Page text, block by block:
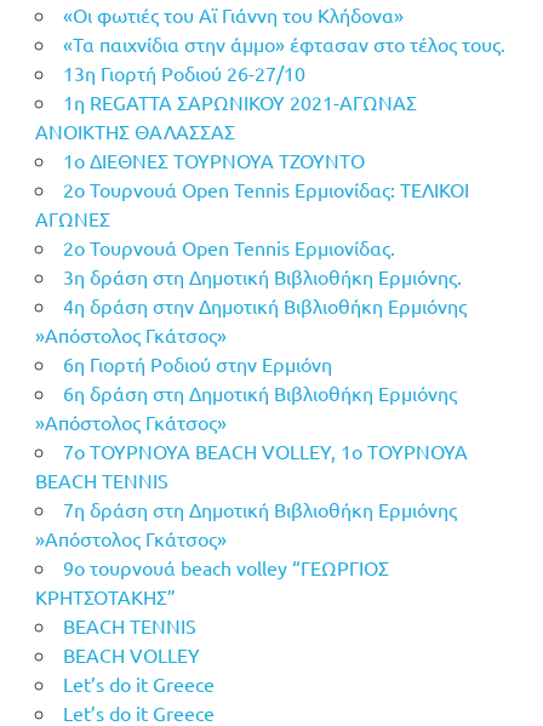
«Οι φωτιές του Αϊ Γιάννη του Κλήδονα»
«Τα παιχνίδια στην άμμο» έφτασαν στο τέλος τους.
13η Γιορτή Ροδιού 26-27/10
1η REGATTA ΣΑΡΩΝΙΚΟΥ 2021-ΑΓΩΝΑΣ
ΑΝΟΙΚΤΗΣ ΘΑΛΑΣΣΑΣ
1ο ΔΙΕΘΝΕΣ ΤΟΥΡΝΟΥΑ ΤΖΟΥΝΤΟ
2ο Τουρνουά Open Tennis Ερμιονίδας: ΤΕΛΙΚΟΙ
ΑΓΩΝΕΣ
2ο Τουρνουά Open Tennis Ερμιονίδας.
3η δράση στη Δημοτική Βιβλιοθήκη Ερμιόνης.
4η δράση στην Δημοτική Βιβλιοθήκη Ερμιόνης
»Απόστολος Γκάτσος»
6η Γιορτή Ροδιού στην Ερμιόνη
6η δράση στη Δημοτική Βιβλιοθήκη Ερμιόνης
»Απόστολος Γκάτσος»
7o ΤΟΥΡΝΟΥΑ BEACH VOLLEY, 1o ΤΟΥΡΝΟΥΑ
BEACH TENNIS
7η δράση στη Δημοτική Βιβλιοθήκη Ερμιόνης
»Απόστολος Γκάτσος»
9ο τουρνουά beach volley “ΓΕΩΡΓΙΟΣ
ΚΡΗΤΣΟΤΑΚΗΣ”
BEACH TENNIS
BEACH VOLLEY
Let’s do it Greece
Let’s do it Greece